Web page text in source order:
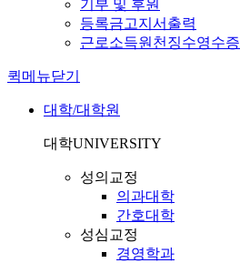
기부 및 후원
등록금고지서출력
근로소득원천징수영수증
퀵메뉴닫기
대학/대학원
대학UNIVERSITY
성의교정
의과대학
간호대학
성심교정
경영학과